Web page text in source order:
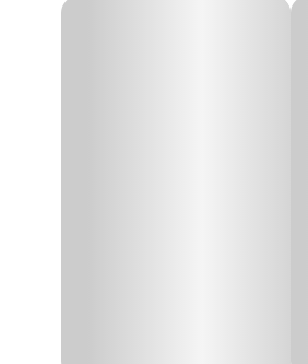
em diversos tamanhos,